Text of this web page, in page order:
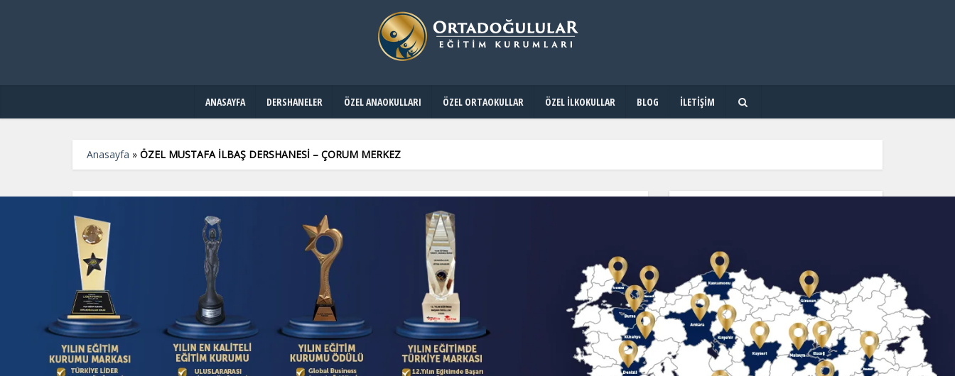
ANASAYFA DERSHANELER ÖZEL ANAOKULLARI ÖZEL ORTAOKULLAR ÖZEL İLKOKULLAR BLOG İLETIŞIM
Anasayfa » ÖZEL MUSTAFA İLBAŞ DERSHANESİ – ÇORUM MERKEZ
SON EKLENENLER
Dershane Fiyatlarının Farklı Olmasının